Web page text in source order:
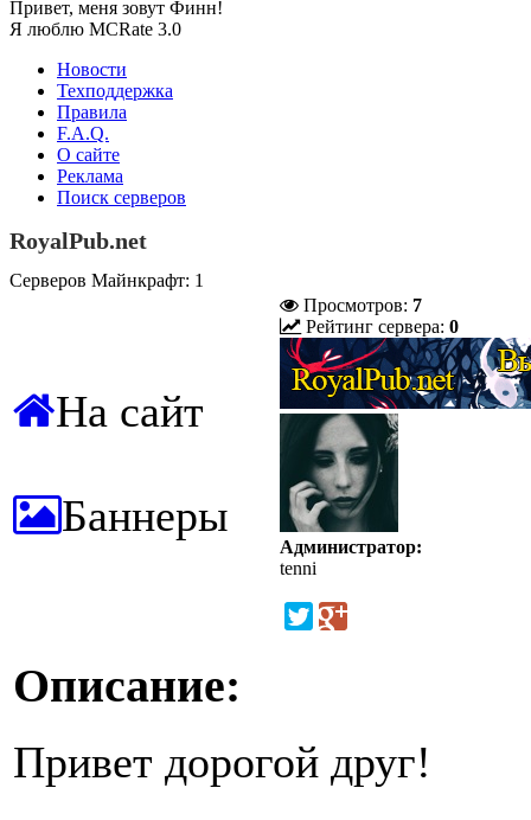
Привет, меня зовут Финн!
Я люблю MCRate 3.0
Новости
Техподдержка
Правила
F.A.Q.
О сайте
Реклама
Поиск серверов
RoyalPub.net
Серверов Майнкрафт: 1
На сайт
Баннеры
Просмотров: 7
Рейтинг сервера: 0
Администратор:
tenni
Описание:
Привет дорогой друг!